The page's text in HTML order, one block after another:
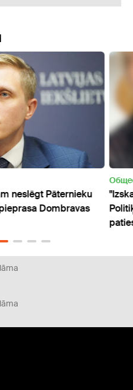
neslēgt Pāternieku
Dombravas